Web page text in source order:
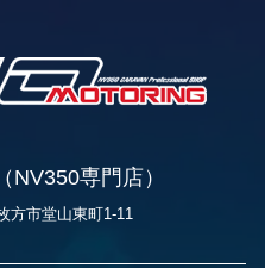
NV350専門店）
方市堂山東町1-11